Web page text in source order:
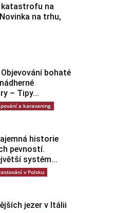
na
na trhu,
bohaté
– Tipy...
a karavaning
historie
pevností.
systém...
v Polsku
jezer v Itálii